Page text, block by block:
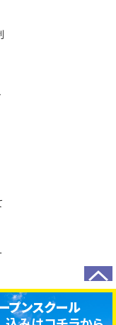
プンスクール
TOP